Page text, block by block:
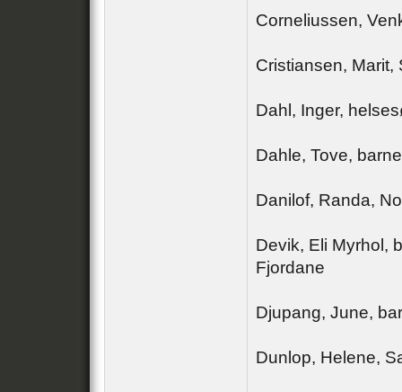
Corneliussen,
Cristiansen, Marit,
Dahl, Inger,
Dahle, Tove,
Danilof, Randa,
Devik, Eli Myrhol,
Fjordane
Djupang, June,
Dunlop, Helene,